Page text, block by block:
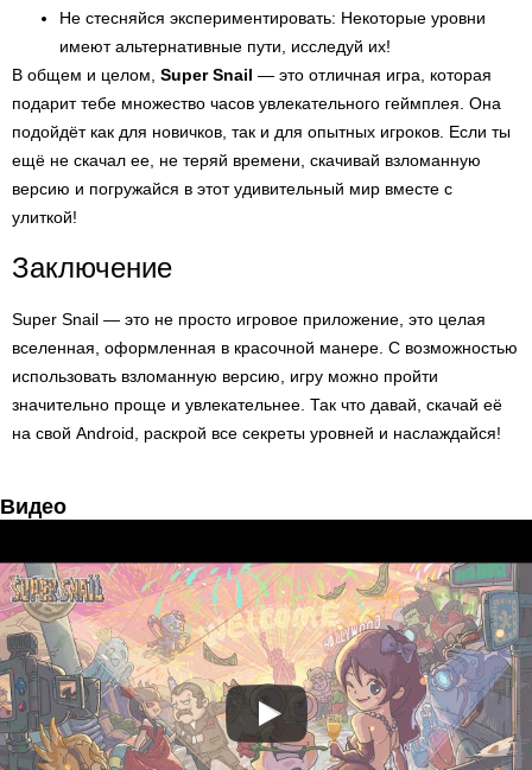
Не стесняйся экспериментировать: Некоторые уровни
имеют альтернативные пути, исследуй их!
В общем и целом, Super Snail — это отличная игра, которая
подарит тебе множество часов увлекательного геймплея. Она
подойдёт как для новичков, так и для опытных игроков. Если ты
ещё не скачал ее, не теряй времени, скачивай взломанную
версию и погружайся в этот удивительный мир вместе с
улиткой!
Заключение
Super Snail — это не просто игровое приложение, это целая
вселенная, оформленная в красочной манере. С возможностью
использовать взломанную версию, игру можно пройти
значительно проще и увлекательнее. Так что давай, скачай её
на свой Android, раскрой все секреты уровней и наслаждайся!
Видео